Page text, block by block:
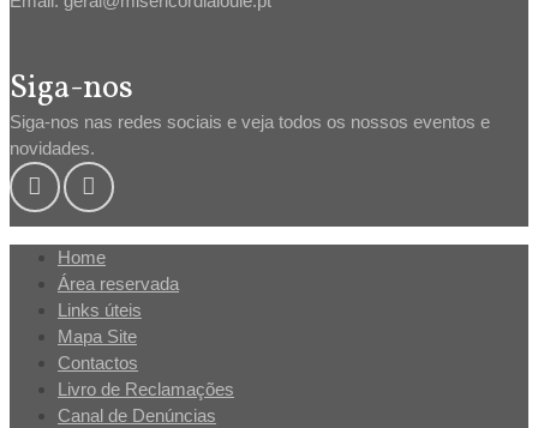
Siga-nos
Siga-nos nas redes sociais e veja todos os nossos eventos e
novidades.
Home
Área reservada
Links úteis
Mapa Site
Contactos
Livro de Reclamações
Canal de Denúncias